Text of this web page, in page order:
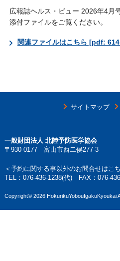
広報誌ヘルス・ビュー 2026年4月
添付ファイルをご覧ください。
関連ファイルはこちら [pdf:
サイトマップ
一般財団法人 北陸予防医学協会
〒930-0177 富山市西二俣277-3
＜予約に関する事以外のお問合せはこ
TEL： 076-436-1238(代) FAX：076-
Copyright© 2026 HokurikuYobouIgakuKyoukai